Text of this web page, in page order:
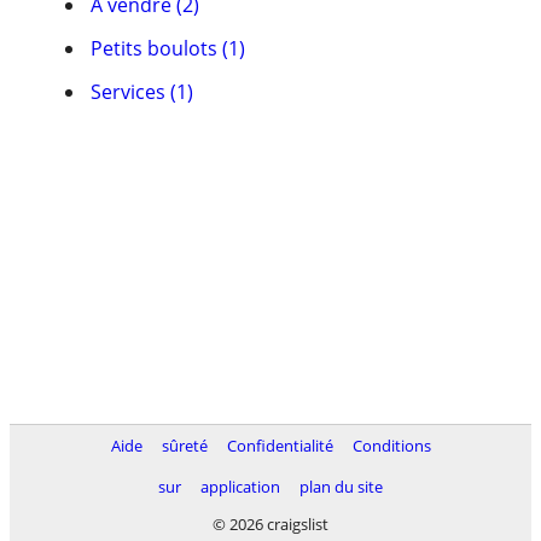
Petits boulots (1)
Services (1)
Aide sûreté Confidentialité
Conditions
sur
application
plan du site
© 2026 craigslist